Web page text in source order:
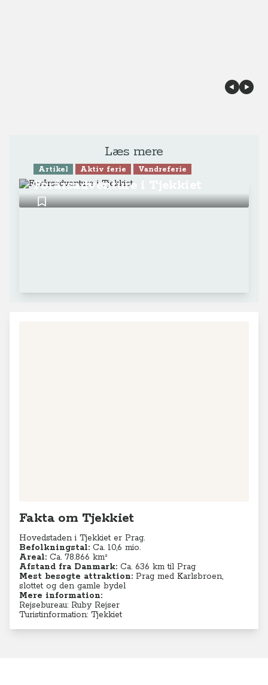
Læs mere
Artikel Aktiv ferie Vandreferie
Forårsadventure i Tjekkiet
Fakta om Tjekkiet
Hovedstaden i Tjekkiet er Prag.
Befolkningstal: Ca. 10,6 mio.
Areal: Ca. 78.866 km²
Afstand fra Danmark: Ca. 636 km til Prag
Mest besøgte attraktion: Prag med Karlsbroen,
slottet og den gamle bydel
Mere information:
Rejsebureau: Ruby Rejser
Turistinformation: Tjekkiet